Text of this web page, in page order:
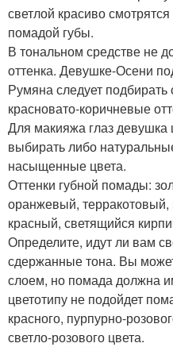
светлой красиво
помадой губы.
В тональном средстве не
оттенка. Девушке-Осени
Румяна следует подбирать
красновато-коричневые
Для макияжа глаз девушка
выбирать либо
насыщенные цвета.
Оттенки губной помады:
оранжевый,
красный, светящийся
Определите, идут ли вам
сдержанные тона. Вы
слоем, но помада должна
цветотипу не подойдет
красного, пурпурно-
светло-розового цвета.